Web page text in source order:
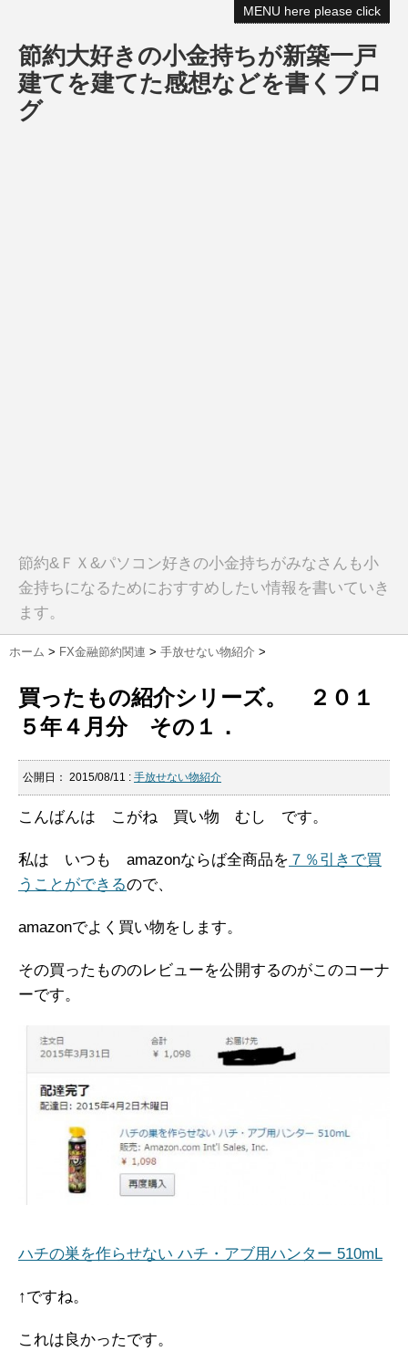
MENU here please click
節約大好きの小金持ちが新築一戸
建てを建てた感想などを書くブロ
グ
節約&ＦＸ&パソコン好きの小金持ちがみなさんも小
金持ちになるためにおすすめしたい情報を書いていき
ます。
ホーム > FX金融節約関連 > 手放せない物紹介 >
買ったもの紹介シリーズ。 ２０１
５年４月分 その１．
公開日： 2015/08/11 : 手放せない物紹介
こんばんは こがね 買い物 むし です。
私は いつも amazonならば全商品を ７％引きで買
うことができるので、
amazonでよく買い物をします。
その買ったもののレビューを公開するのがこのコーナ
ーです。
ハチの巣を作らせない ハチ・アブ用ハンター 510mL
↑ですね。
これは良かったです。